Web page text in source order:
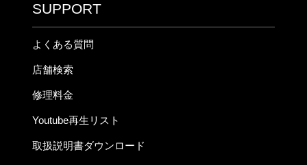
SUPPORT
よくある質問
店舗検索
修理料金
Youtube再生リスト
取扱説明書ダウンロード